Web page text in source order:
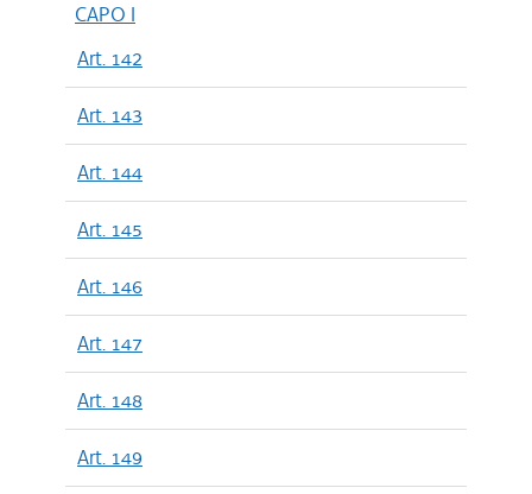
CAPO I
Art. 142
Art. 143
Art. 144
Art. 145
Art. 146
Art. 147
Art. 148
Art. 149